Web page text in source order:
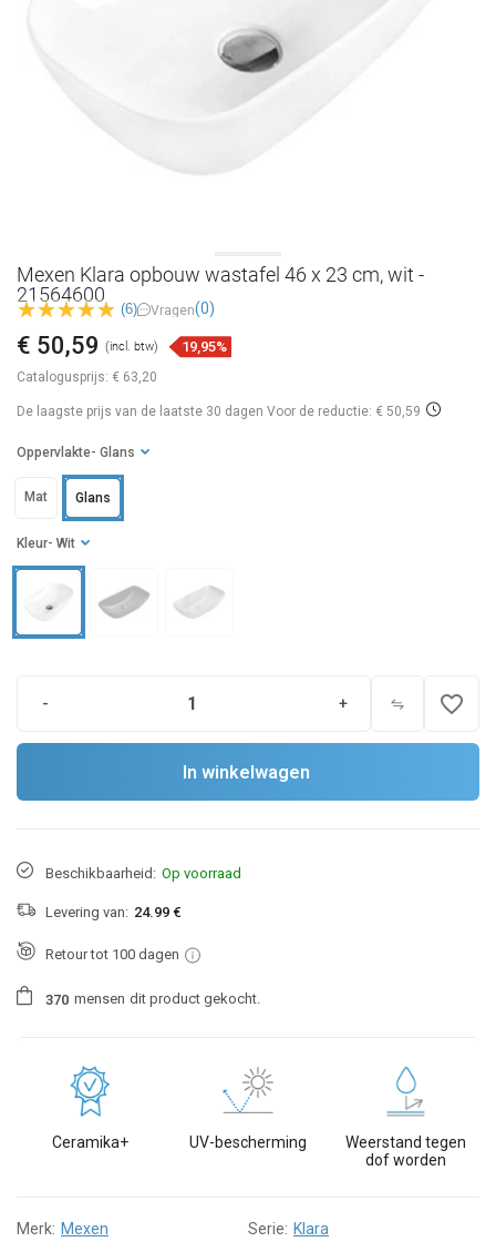
Mexen Klara opbouw wastafel 46 x 23 cm, wit -
21564600
(6) Vragen(0)
Catalogusprijs: € 63,20
€ 50,59 (incl. btw) 19,95%
De laagste prijs van de laatste 30 dagen Voor de reductie: € 50,59
Kleur - Wit
Oppervlakte - Glans
Mat Glans
- + favorite_border
In winkelwagen
Beschikbaarheid: Op voorraad
Levering van: 24.99 €
Retour tot 100 dagen
370 mensen dit product gekocht.
Ceramika+ UV-bescherming
Weerstand tegen
dof worden
Merk: Mexen Serie: Klara